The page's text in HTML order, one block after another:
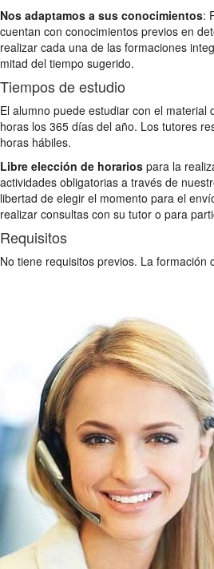
Nos adaptamos a sus conocimientos:
cuentan con conocimientos previos en
realizar cada una de las formaciones
mitad del tiempo sugerido.
Tiempos de estudio
El alumno puede estudiar con el material
horas los 365 días del año. Los tutores
horas hábiles.
Libre elección de horarios para la
actividades obligatorias a través de
libertad de elegir el momento para el
realizar consultas con su tutor o para
Requisitos
No tiene requisitos previos. La formación